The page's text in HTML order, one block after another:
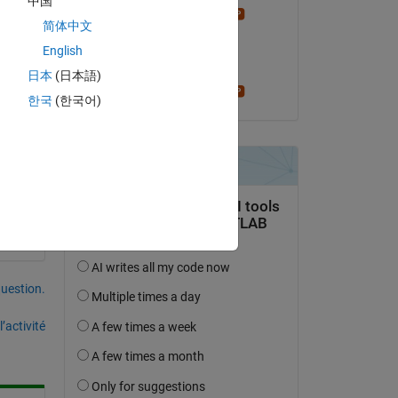
le 19 Mar 2021
Acceptée :
简体中文
English
日本 (日本語)
한국 (한국어)